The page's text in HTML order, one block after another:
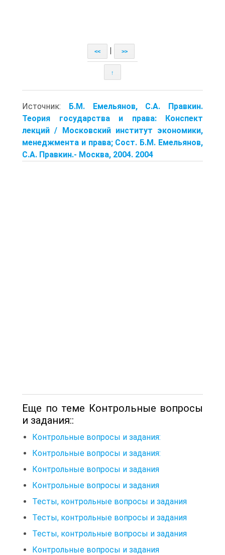
<< >>
↑
Источник: Б.М. Емельянов, С.А. Правкин.
Теория государства и права: Конспект
лекций / Московский институт экономики,
менеджмента и права; Сост. Б.М. Емельянов,
С.А. Правкин.- Москва, 2004. 2004
Еще по теме Контрольные вопросы
и задания::
Контрольные вопросы и задания:
Контрольные вопросы и задания:
Контрольные вопросы и задания
Контрольные вопросы и задания
Тесты, контрольные вопросы и задания
Тесты, контрольные вопросы и задания
Тесты, контрольные вопросы и задания
Контрольные вопросы и задания